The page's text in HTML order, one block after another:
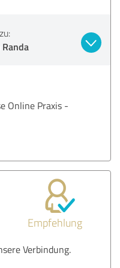
Online Praxis -
Empfehlung
Verbindung.